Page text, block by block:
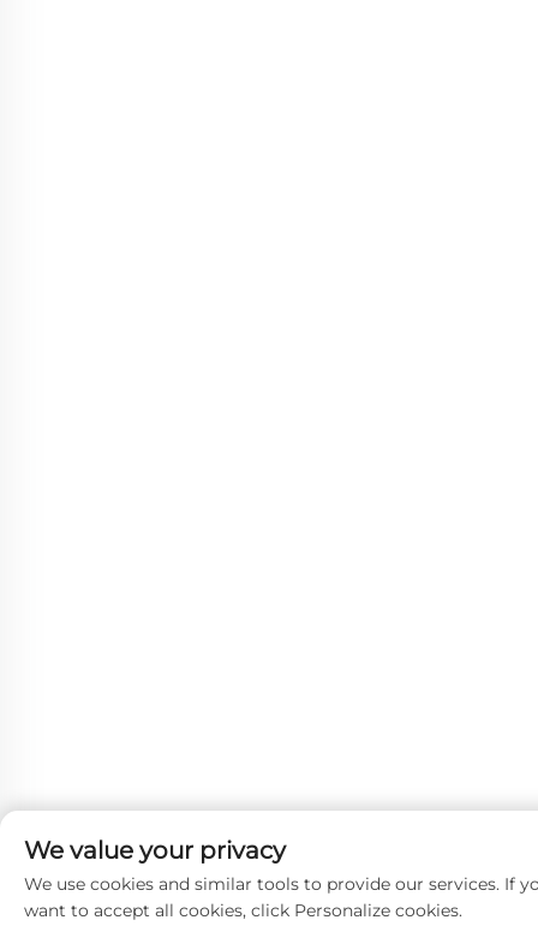
We value your privacy
We use cookies and similar tools to provide our services. If
want to accept all cookies, click Personalize cookies.